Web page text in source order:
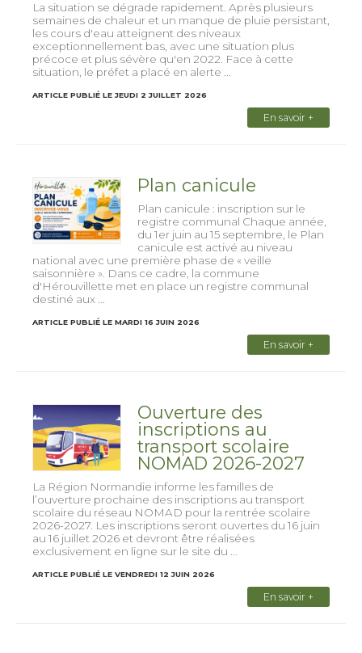
La situation se dégrade rapidement. Après plusieurs
semaines de chaleur et un manque de pluie persistant,
les cours d'eau atteignent des niveaux
exceptionnellement bas, avec une situation plus
précoce et plus sévère qu'en 2022. Face à cette
situation, le préfet a placé en alerte ...
ARTICLE PUBLIÉ LE JEUDI 2 JUILLET 2026
En savoir +
Plan canicule
Plan canicule : inscription sur le
registre communal Chaque année,
du 1er juin au 15 septembre, le Plan
canicule est activé au niveau
national avec une première phase de « veille
saisonnière ». Dans ce cadre, la commune
d'Hérouvillette met en place un registre communal
destiné aux ...
ARTICLE PUBLIÉ LE MARDI 16 JUIN 2026
En savoir +
Ouverture des
inscriptions au
transport scolaire
NOMAD 2026-2027
La Région Normandie informe les familles de
l’ouverture prochaine des inscriptions au transport
scolaire du réseau NOMAD pour la rentrée scolaire
2026-2027. Les inscriptions seront ouvertes du 16 juin
au 16 juillet 2026 et devront être réalisées
exclusivement en ligne sur le site du ...
ARTICLE PUBLIÉ LE VENDREDI 12 JUIN 2026
En savoir +